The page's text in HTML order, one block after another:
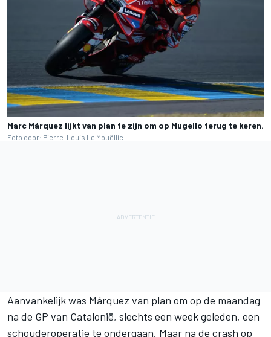
Marc Márquez lijkt van plan te zijn om op Mugello terug te keren.
Foto door: Pierre-Louis Le Mouëllic
Aanvankelijk was Márquez van plan om op de maandag
na de GP van Catalonië, slechts een week geleden, een
schouderoperatie te ondergaan. Maar na de crash op